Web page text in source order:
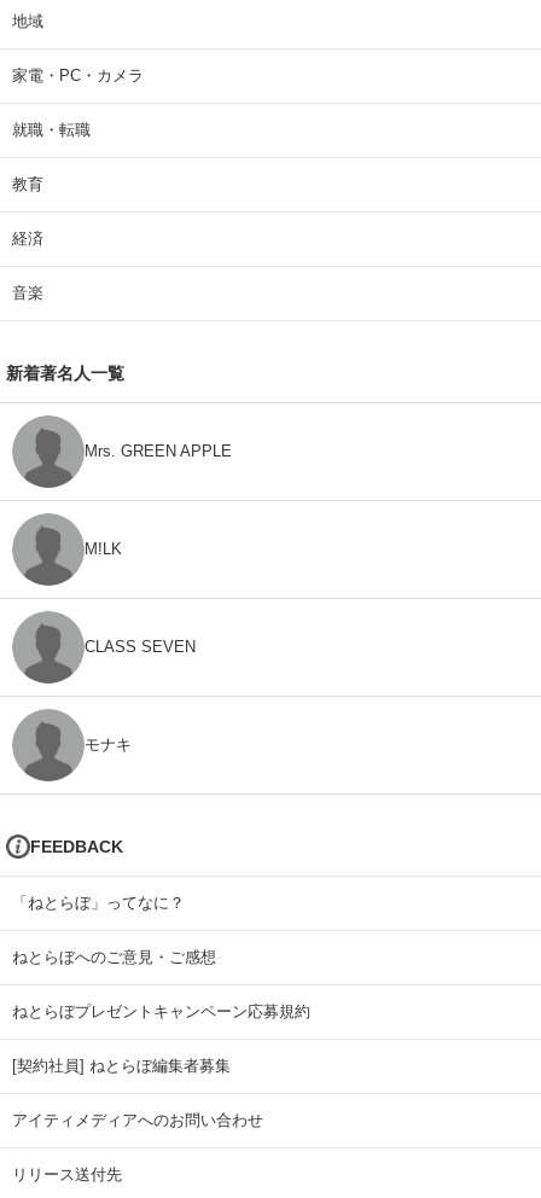
地域
家電・PC・カメラ
就職・転職
教育
経済
音楽
新着著名人一覧
Mrs. GREEN APPLE
M!LK
CLASS SEVEN
モナキ
FEEDBACK
「ねとらぼ」ってなに？
ねとらぼへのご意見・ご感想
ねとらぼプレゼントキャンペーン応募規約
[契約社員] ねとらぼ編集者募集
アイティメディアへのお問い合わせ
リリース送付先